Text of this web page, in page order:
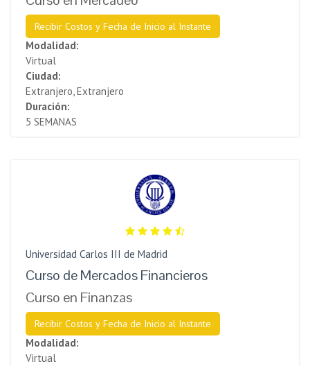
Recibir Costos y Fecha de Inicio al Instante
Modalidad:
Virtual
Ciudad:
Extranjero, Extranjero
Duración:
5 SEMANAS
Universidad Carlos III de Madrid
Curso de Mercados Financieros
Curso en Finanzas
Recibir Costos y Fecha de Inicio al Instante
Modalidad:
Virtual